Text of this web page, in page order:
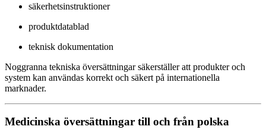
säkerhetsinstruktioner
produktdatablad
teknisk dokumentation
Noggranna tekniska översättningar säkerställer att produkter och
system kan användas korrekt och säkert på internationella
marknader.
Medicinska översättningar till och från polska